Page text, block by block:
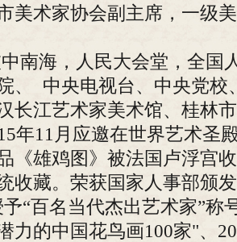
美术家协会副主席，一级
南海，人民大会堂，全国
、 中央电视台、中央党校
长江艺术家美术馆、桂林
年11月应邀在世界艺术圣
《雄鸡图》被法国卢浮宫
收藏。荣获国家人事部颁
予“百名当代杰出艺术家”称
力的中国花鸟画100家"、